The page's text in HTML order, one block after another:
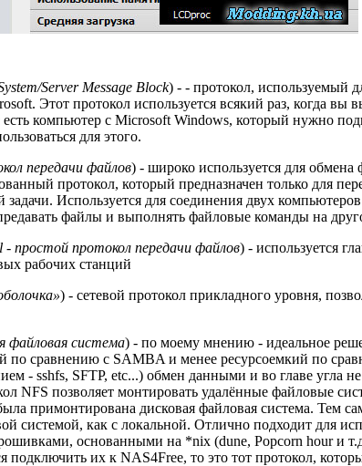
Server Message Block) - - протокол, используемый
Этот протокол используется всякий раз, когда вы
компьютер с Microsoft Windows, который нужно
для этого.
передачи файлов) - широко используется для
протокол, который предназначен только для
Используется для соединения двух компьютеров
файлы и выполнять файловые команды на
простой протокол передачи файлов) - используется
рабочих станций
) - сетевой протокол прикладного уровня,
файловая система) - по моему мнению - идеальное
по сравнению с SAMBA и менее ресурсоемкий по
- sshfs, SFTP, etc...) обмен данными и во главе угла не
NFS позволяет монтировать удалённые файловые
примонтирована дисковая файловая система. Тем
системой, как с локальной. Отлично подходит для
основанными на *nix (dune, Popcorn hour и
их к NAS4Free, то это тот протокол,